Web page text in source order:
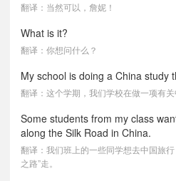
翻译：当然可以，詹妮！
What is it?
翻译：你想问什么？
My school is doing a China study
翻译：这个学期，我们学校在做一项有关
Some students from my class
along the Silk Road in China.
翻译：我们班上的一些同学想去中国旅
之路”走。